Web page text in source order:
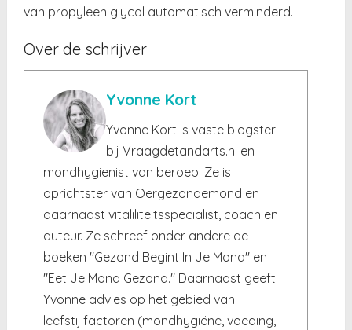
van propyleen glycol automatisch verminderd.
Over de schrijver
Yvonne Kort
Yvonne Kort is vaste blogster
bij Vraagdetandarts.nl en
mondhygienist van beroep. Ze is
oprichtster van Oergezondemond en
daarnaast vitaliliteitsspecialist, coach en
auteur. Ze schreef onder andere de
boeken "Gezond Begint In Je Mond" en
"Eet Je Mond Gezond." Daarnaast geeft
Yvonne advies op het gebied van
leefstijlfactoren (mondhygiëne, voeding,